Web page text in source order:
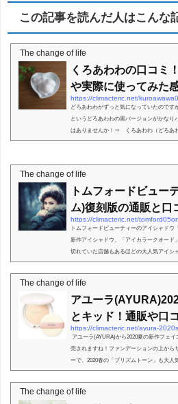
この記事を読んだ人はこんな
The change of life
くろあわわの口コミ
や実際に使ってみた
https://climacteric.net/
どろあわわがずっと気になっていたのです
というどろあわわの黒バージョンがかなり
はありませんか！⇒ くろあわわ（どろあ
入れしていない肌のダ...
The change of life
トムフォードビュー
ム)復刻版の通販と口
https://climacteric.net/
トムフォードビューティーのアイシャド
新作アイシャドウ、「アイカラークオード
切れていた店舗もあるほどの大人気アイシ
幻の28Aデイドリーム...
The change of life
アユーラ
とキッド！通販や口
https://climacteric.net/ayura-
アユーラ(AYURA)から2020夏の新作フェ
売されますね！ファンデーションの上から
ーで、2020春の「プリズムトーン」も大人
始まっていま...
The change of life